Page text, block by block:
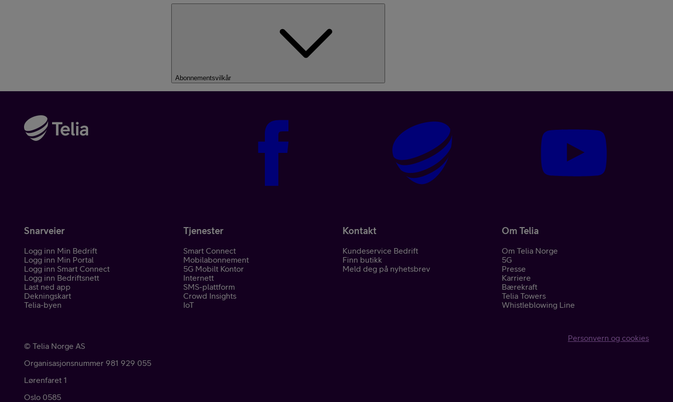
Abonnementsvilkår
Snarveier
Logg inn Min Bedrift
Logg inn Min Portal
Logg inn Smart Connect
Logg inn Bedriftsnett
Last ned app
Dekningskart
Telia-byen
Tjenester
Smart Connect
Mobilabonnement
5G Mobilt Kontor
Internett
SMS-plattform
Crowd Insights
IoT
Kontakt
Kundeservice Bedrift
Finn butikk
Meld deg på nyhetsbrev
Om Telia
Om Telia Norge
5G
Presse
Karriere
Bærekraft
Telia Towers
Whistleblowing Line
© Telia Norge AS
Organisasjonsnummer 981 929 055
Lørenfaret 1
Oslo 0585
Personvern og cookies